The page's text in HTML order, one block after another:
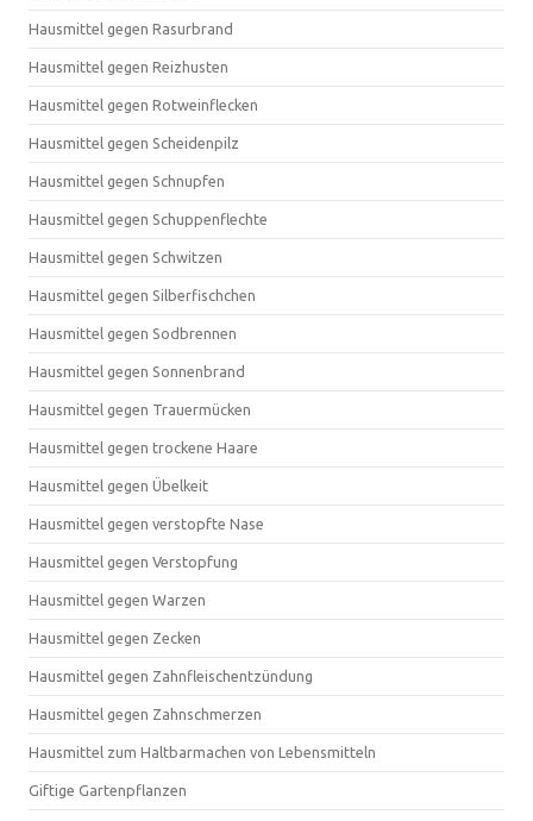
Hausmittel gegen Rasurbrand
Hausmittel gegen Reizhusten
Hausmittel gegen Rotweinflecken
Hausmittel gegen Scheidenpilz
Hausmittel gegen Schnupfen
Hausmittel gegen Schuppenflechte
Hausmittel gegen Schwitzen
Hausmittel gegen Silberfischchen
Hausmittel gegen Sodbrennen
Hausmittel gegen Sonnenbrand
Hausmittel gegen Trauermücken
Hausmittel gegen trockene Haare
Hausmittel gegen Übelkeit
Hausmittel gegen verstopfte Nase
Hausmittel gegen Verstopfung
Hausmittel gegen Warzen
Hausmittel gegen Zecken
Hausmittel gegen Zahnfleischentzündung
Hausmittel gegen Zahnschmerzen
Hausmittel zum Haltbarmachen von Lebensmitteln
Giftige Gartenpflanzen